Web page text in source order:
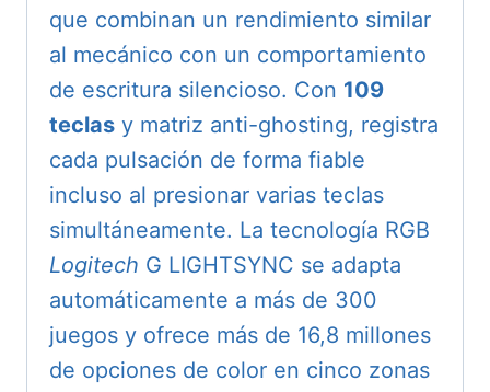
que combinan un rendimiento similar
al mecánico con un comportamiento
de escritura silencioso. Con 109
teclas y matriz anti-ghosting, registra
cada pulsación de forma fiable
incluso al presionar varias teclas
simultáneamente. La tecnología RGB
Logitech G LIGHTSYNC se adapta
automáticamente a más de 300
juegos y ofrece más de 16,8 millones
de opciones de color en cinco zonas